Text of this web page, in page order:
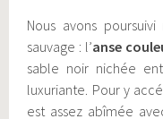
Nous avons
sauvage : l’anse
sable noir nichée
luxuriante. Pour y
est assez abîmée